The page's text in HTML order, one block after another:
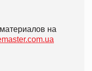
на